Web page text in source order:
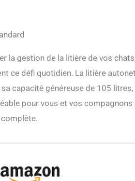
la gestion de la litière de vos
ce défi quotidien. La litière
capacité généreuse de 105
pour vous et vos